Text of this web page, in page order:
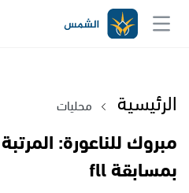
الرئيسية محليات
مبروك للناعورة: المرتبة
بمسابقة fll